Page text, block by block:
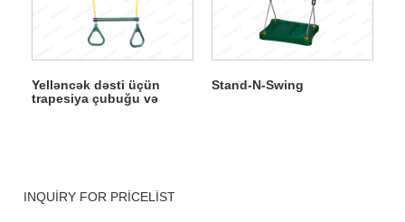
Yelləncək dəsti üçün
trapesiya çubuğu və
Stand-N-Swing
INQUIRY FOR PRICELIST